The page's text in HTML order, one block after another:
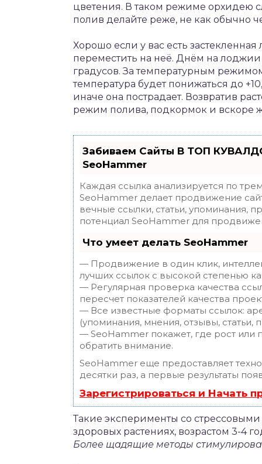
цветения. В таком режиме орхидею
полив делайте реже, не как обычно
Хорошо если у вас есть
переместить на неё. Днём на лоджии
градусов. За температурным
температура будет понижаться до
иначе она пострадает. Возвратив
режим полива, подкормок и вскоре
Забиваем Сайты В ТОП
SeoHammer
Каждая ссылка анализируется по
SeoHammer делает продвижение
вечные ссылки, статьи, упоминания,
потенциал SeoHammer для
Что умеет делать SeoHammer
— Продвижение в один клик,
лучших ссылок с высокой степенью
— Регулярная проверка качества
пересчет показателей качества
— Все известные форматы ссылок:
(упоминания, мнения, отзывы, статьи,
— SeoHammer покажет, где рост или
обратить внимание.
SeoHammer еще предоставляет
десятки раз, а первые результаты
Зарегистрироваться и Начать
Такие эксперименты со
здоровых растениях, возрастом 3-4
Более щадящие методы